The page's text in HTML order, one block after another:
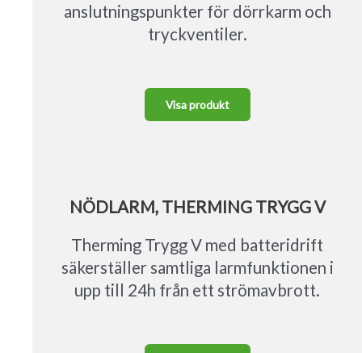
anslutningspunkter för dörrkarm och
tryckventiler.
Visa produkt
NÖDLARM, THERMING TRYGG V
Therming Trygg V med batteridrift
säkerställer samtliga larmfunktionen i
upp till 24h från ett strömavbrott.